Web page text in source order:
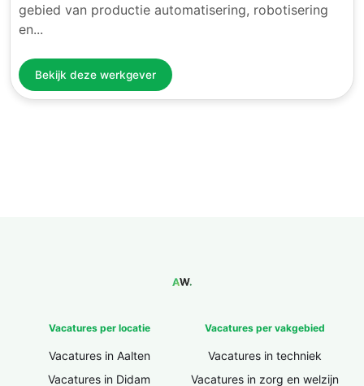
gebied van productie automatisering, robotisering
en...
Bekijk deze werkgever
Vacatures per locatie
Vacatures in Aalten
Vacatures in Didam
Vacatures per vakgebied
Vacatures in techniek
Vacatures in zorg en welzijn